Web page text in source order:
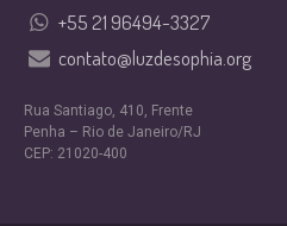
+55 21 96494-3327
contato@luzdesophia.org
Rua Santiago, 410, Frente
Penha – Rio de Janeiro/RJ
CEP: 21020-400